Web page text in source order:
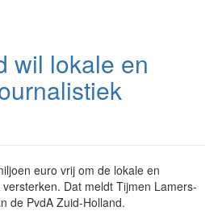
wil lokale en
euro vrij om de lokale en
Dat meldt Tijmen Lamers-
de PvdA Zuid-Holland.